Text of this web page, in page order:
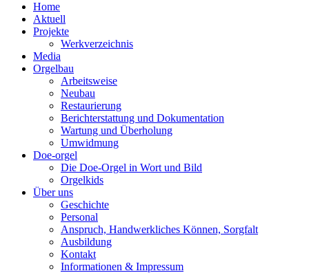
Home
Aktuell
Projekte
Werkverzeichnis
Media
Orgelbau
Arbeitsweise
Neubau
Restaurierung
Berichterstattung und Dokumentation
Wartung und Überholung
Umwidmung
Doe-orgel
Die Doe-Orgel in Wort und Bild
Orgelkids
Über uns
Geschichte
Personal
Anspruch, Handwerkliches Können, Sorgfalt
Ausbildung
Kontakt
Informationen & Impressum